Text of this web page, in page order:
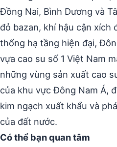
Đồng Nai, Bình Dương và
đỏ bazan, khí hậu cận xích
thống hạ tầng hiện đại,
vựa cao su số 1 Việt Nam
những vùng sản xuất cao
của khu vực Đông Nam Á,
kim ngạch xuất khẩu và
của đất nước.
Có thể bạn quan tâm